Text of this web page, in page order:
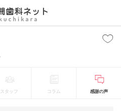
スタッフ コラム 感謝の声